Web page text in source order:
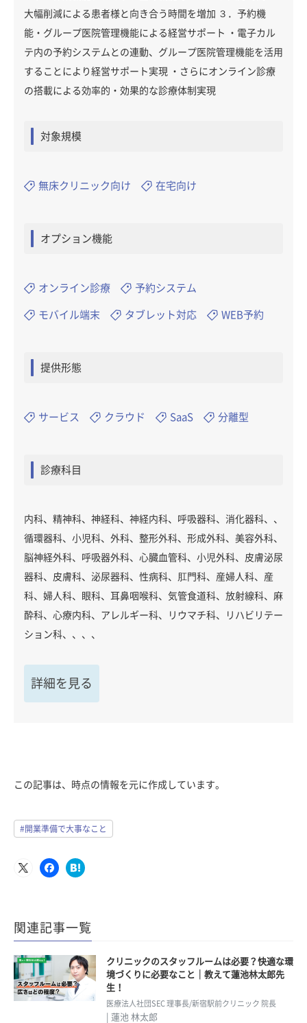
大幅削減による患者様と向き合う時間を増加 ３．予約機
能・グループ医院管理機能による経営サポート ・電子カル
テ内の予約システムとの連動、グループ医院管理機能を活用
することにより経営サポート実現 ・さらにオンライン診療
の搭載による効率的・効果的な診療体制実現
対象規模
無床クリニック向け 在宅向け
オプション機能
オンライン診療 予約システム
モバイル端末 タブレット対応 WEB予約
提供形態
サービス クラウド SaaS 分離型
診療科目
内科、精神科、神経科、神経内科、呼吸器科、消化器科、、
循環器科、小児科、外科、整形外科、形成外科、美容外科、
脳神経外科、呼吸器外科、心臓血管科、小児外科、皮膚泌尿
器科、皮膚科、泌尿器科、性病科、肛門科、産婦人科、産
科、婦人科、眼科、耳鼻咽喉科、気管食道科、放射線科、麻
酔科、心療内科、アレルギー科、リウマチ科、リハビリテー
ション科、、、、
詳細を見る
この記事は、時点の情報を元に作成しています。
#開業準備で大事なこと
関連記事一覧
クリニックのスタッフルームは必要？快適な環
境づくりに必要なこと｜教えて蓮池林太郎先
生！
医療法人社団SEC 理事長/新宿駅前クリニック 院長
| 蓮池 林太郎